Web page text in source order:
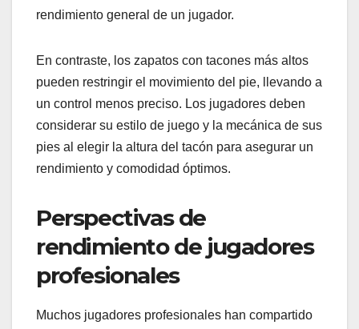
rendimiento general de un jugador.
En contraste, los zapatos con tacones más altos
pueden restringir el movimiento del pie, llevando a
un control menos preciso. Los jugadores deben
considerar su estilo de juego y la mecánica de sus
pies al elegir la altura del tacón para asegurar un
rendimiento y comodidad óptimos.
Perspectivas de
rendimiento de jugadores
profesionales
Muchos jugadores profesionales han compartido